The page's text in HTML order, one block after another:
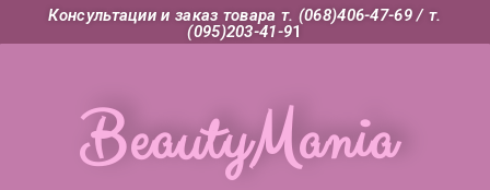
Перейти
к
Консультации и заказ товара т. (068)406-47-69 / т.
(095)203-41-91
BeautyMania